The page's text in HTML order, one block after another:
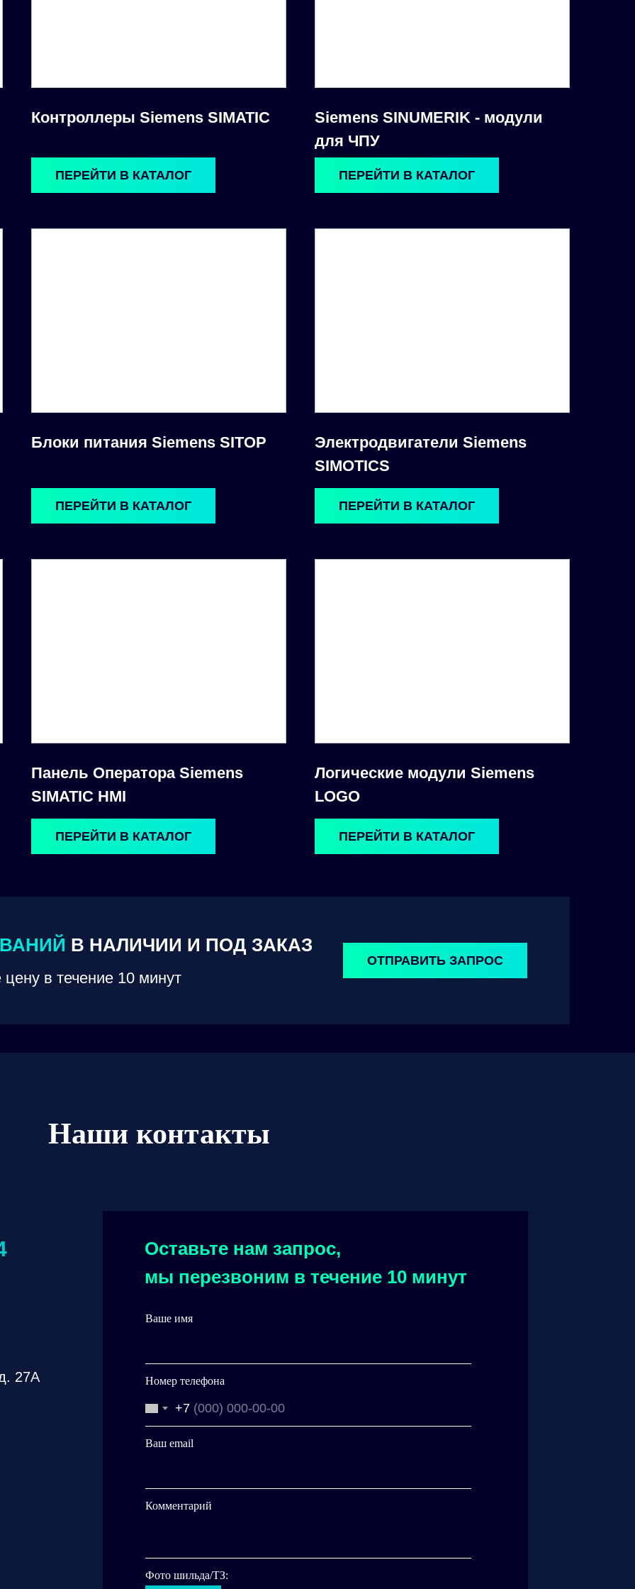
Контроллеры Siemens SIMATIC
Siemens SINUMERIK - модули
для ЧПУ
ПЕРЕЙТИ В КАТАЛОГ ПЕРЕЙТИ В КАТАЛОГ
ОТПРАВИТЬ ЗАПРОС
В НАЛИЧИИ И ПОД ЗАКАЗ
в течение 10 минут
Блоки питания Siemens SITOP
Электродвигатели Siemens
SIMOTICS
ПЕРЕЙТИ В КАТАЛОГ ПЕРЕЙТИ В КАТАЛОГ
Панель Оператора Siemens
SIMATIC HMI
Логические модули Siemens
LOGO
ПЕРЕЙТИ В КАТАЛОГ ПЕРЕЙТИ В КАТАЛОГ
Наши контакты
Оставьте нам запрос,
мы перезвоним в течение 10 минут
Ваше имя
Номер телефона
+7
Ваш email
Комментарий
Фото шильда/ТЗ:
27А